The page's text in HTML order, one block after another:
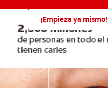
¡Empieza ya mismo!